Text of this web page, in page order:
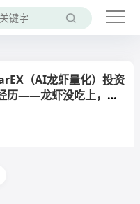
（AI龙虾量化）投资
历——龙虾没吃上，被